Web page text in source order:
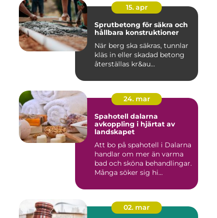
15. apr
Sprutbetong för säkra och
hållbara konstruktioner
När berg ska säkras, tunnlar
kläs in eller skadad betong
återställas kr&au...
24. mar
Spahotell dalarna
avkoppling i hjärtat av
landskapet
Att bo på spahotell i Dalarna
handlar om mer än varma
bad och sköna behandlingar.
Många söker sig hi...
02. mar